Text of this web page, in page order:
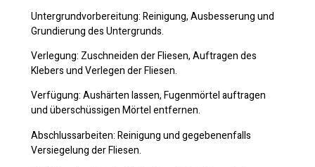
Untergrundvorbereitung: Reinigung, Ausbesserung und
Grundierung des Untergrunds.
Verlegung: Zuschneiden der Fliesen, Auftragen des
Klebers und Verlegen der Fliesen.
Verfügung: Aushärten lassen, Fugenmörtel auftragen
und überschüssigen Mörtel entfernen.
Abschlussarbeiten: Reinigung und gegebenenfalls
Versiegelung der Fliesen.